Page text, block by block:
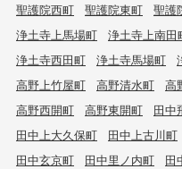
聖護院西町
聖護院東町 聖護
浄土寺上馬場町
浄土寺上南田
浄土寺西田町
浄土寺馬場町
高野上竹屋町
高野清水町 高
高野西開町
高野東開町 田中
田中上大久保町
田中上古川町
田中玄京町
田中里ノ内町 田